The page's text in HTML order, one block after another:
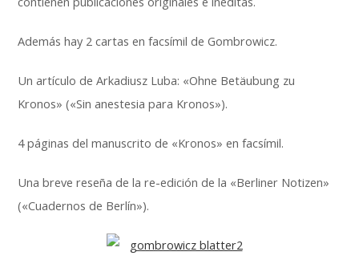
Además hay 2 cartas en facsímil de Gombrowicz.
Un artículo de Arkadiusz Luba: «Ohne Betäubung zu
Kronos» («Sin anestesia para Kronos»).
4 páginas del manuscrito de «Kronos» en facsímil.
Una breve reseña de la re-edición de la «Berliner Notizen»
(«Cuadernos de Berlín»).